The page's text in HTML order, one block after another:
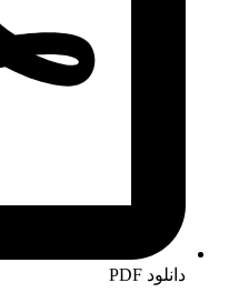
دانلود PDF